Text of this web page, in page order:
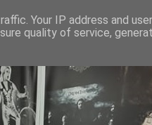
Your IP address and
quality of service,